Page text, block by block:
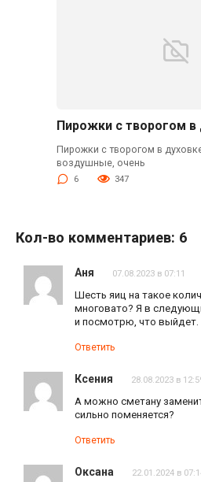
Пирожки с творогом в
Пирожки с творогом в
воздушные, очень
6 347
Кол-во комментариев: 6
Аня 07.08.2023 в 07:11
Шесть яиц на такое
многовато? Я в
и посмотрю, что выйдет.
Ответить
Ксения 28.08.2023 в
А можно сметану
сильно поменяется?
Ответить
Оксана 22.01.2024 в